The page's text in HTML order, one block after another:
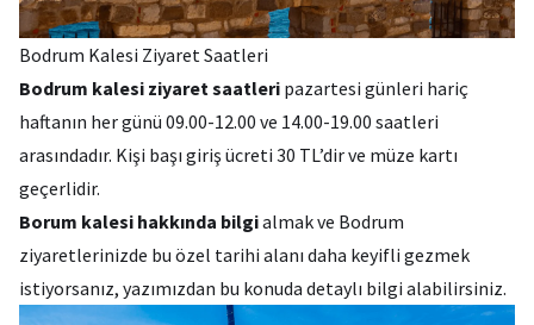
Bodrum Kalesi Ziyaret Saatleri
Bodrum kalesi ziyaret saatleri pazartesi günleri hariç
haftanın her günü 09.00-12.00 ve 14.00-19.00 saatleri
arasındadır. Kişi başı giriş ücreti 30 TL’dir ve müze kartı
geçerlidir.
Borum kalesi hakkında bilgialmak ve Bodrum
ziyaretlerinizde bu özel tarihi alanı daha keyifli gezmek
istiyorsanız, yazımızdan bu konuda detaylı bilgi alabilirsiniz.